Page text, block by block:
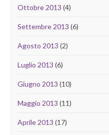
Ottobre 2013 (4)
Settembre 2013 (6)
Agosto 2013 (2)
Luglio 2013 (6)
Giugno 2013 (10)
Maggio 2013 (11)
Aprile 2013 (17)